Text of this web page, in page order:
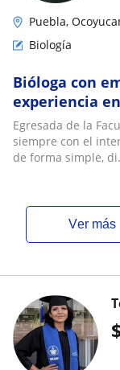
Puebla,
Biología
Bióloga con
experiencia
paciente y
Egresada de la
siempre con el
de forma simple,
ver más